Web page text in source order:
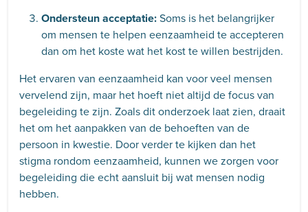
Ondersteun acceptatie:Soms is het belangrijker
om mensen te helpen eenzaamheid te accepteren
dan om het koste wat het kost te willen bestrijden.
Het ervaren van eenzaamheid kan voor veel mensen
vervelend zijn, maar het hoeft niet altijd de focus van
begeleiding te zijn. Zoals dit onderzoek laat zien, draait
het om het aanpakken van de behoeften van de
persoon in kwestie. Door verder te kijken dan het
stigma rondom eenzaamheid, kunnen we zorgen voor
begeleiding die echt aansluit bij wat mensen nodig
hebben.